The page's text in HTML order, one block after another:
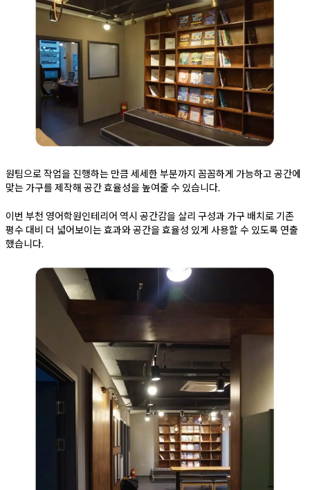
원팀으로 작업을 진행하는 만큼 세세한 부분까지 꼼꼼하게 가능하고 공간에
맞는 가구를 제작해 공간 효율성을 높여줄 수 있습니다.
이번 부천 영어학원인테리어 역시 공간감을 살리 구성과 가구 배치로 기존
평수 대비 더 넓어보이는 효과와 공간을 효율성 있게 사용할 수 있도록 연출
했습니다.